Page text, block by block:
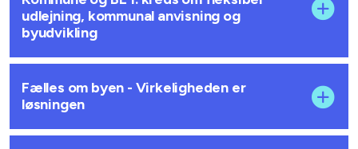
udlejning, kommunal anvisning og
byudvikling
Fælles om byen - Virkeligheden er
løsningen